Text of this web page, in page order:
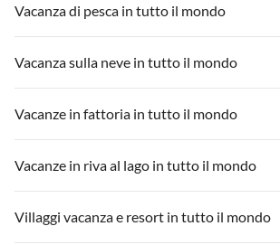
Vacanza di pesca in tutto il mondo
Vacanza sulla neve in tutto il mondo
Vacanze in fattoria in tutto il mondo
Vacanze in riva al lago in tutto il mondo
Villaggi vacanza e resort in tutto il mondo